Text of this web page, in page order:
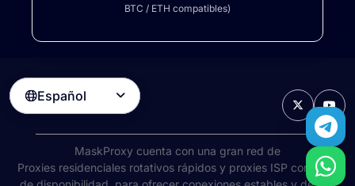
BTC / ETH compatibles)
Español 
MaskProxy cuenta con una gran red de
Proxies residenciales rotativosrápidos y proxies ISP con 99%